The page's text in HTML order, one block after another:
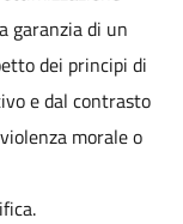
garanzia di un
dei principi di
e dal contrasto
morale o